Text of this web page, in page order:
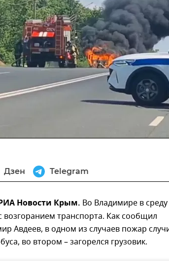
Дзен Telegram
Новости Крым. Во Владимире в среду
транспорта. Как сообщил
Авдеев, в одном из случаев пожар
во втором – загорелся грузовик.